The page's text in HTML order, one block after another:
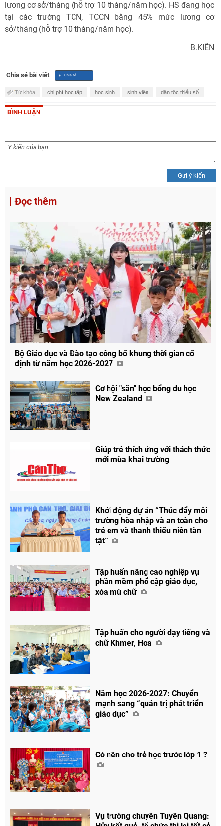
lương cơ sở/tháng (hỗ trợ 10 tháng/năm học). HS đang học
tại các trường TCN, TCCN bằng 45% mức lương cơ
sở/tháng (hỗ trợ 10 tháng/năm học).
B.KIÊN
Chia sẻ bài viết
Chia sẻ
Từ khóa chi phí học tập học sinh sinh viên dân tộc thiểu số
BÌNH LUẬN
Gửi ý kiến
Đọc thêm
Bộ Giáo dục và Đào tạo công bố khung thời gian cố
định từ năm học 2026-2027
Cơ hội "săn" học bổng du học
New Zealand
Giúp trẻ thích ứng với thách thức
mới mùa khai trường
Khởi động dự án “Thúc đẩy môi
trường hòa nhập và an toàn cho
trẻ em và thanh thiếu niên tàn
tật”
Tập huấn nâng cao nghiệp vụ
phần mềm phổ cập giáo dục,
xóa mù chữ
Tập huấn cho người dạy tiếng và
chữ Khmer, Hoa
Năm học 2026-2027: Chuyển
mạnh sang “quản trị phát triển
giáo dục”
Có nên cho trẻ học trước lớp 1 ?
Vụ trường chuyên Tuyên Quang: